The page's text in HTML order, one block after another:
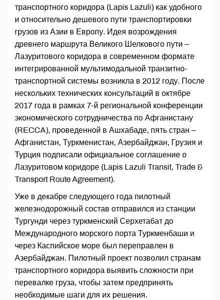
транспортного коридора (Lapis Lazuli) как удобного
и относительно дешевого пути транспортировки
грузов из Азии в Европу. Идея возрождения
древнего маршрута Великого Шелкового пути –
Лазуритового коридора в современном формате
интегрированной мультимодальной транзитно-
транспортной системы возникла в 2012 году. После
нескольких технических консультаций в октябре
2017 года в рамках 7-й региональной конференции
экономического сотрудничества по Афганистану
(RECCA), проведенной в Ашхабаде, пять стран –
Афганистан, Туркменистан, Азербайджан, Грузия и
Турция подписали официальное соглашение о
Лазуритовом коридоре (Lapis Lazuli Transit, Trade &
Transport Route Agreement).
Уже в декабре следующего года пилотный
железнодорожный состав отправился из станции
Тургунди через туркменский Серхетабат до
Международного морского порта Туркменбаши и
через Каспийское море был переправлен в
Азербайджан. Пилотный проект позволил странам
транспортного коридора выявить сложности при
перевалке груза, чтобы затем предпринять
необходимые шаги для их решения.